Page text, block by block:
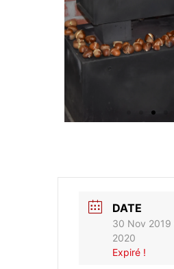
DATE
30 Nov 2019
2020
Expiré !